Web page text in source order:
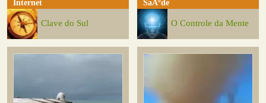
Internet
Clave do Sul
SaÃºde
O Controle da Mente